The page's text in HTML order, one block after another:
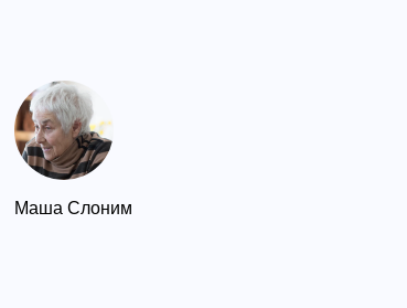
Маша Слоним